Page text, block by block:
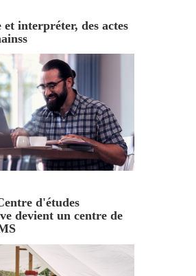
interpréter, des actes
s
d'études
devient un centre de